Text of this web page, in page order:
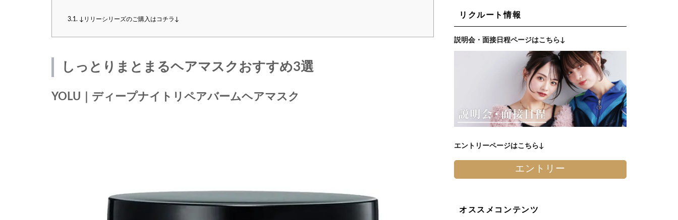
3.1. ↓リリーシリーズのご購入はコチラ↓
しっとりまとまるヘアマスクおすすめ3選
YOLU｜ディープナイトリペアバームヘアマスク
リクルート情報
説明会・面接日程ページはこちら↓
エントリーページはこちら↓
エントリー
オススメコンテンツ